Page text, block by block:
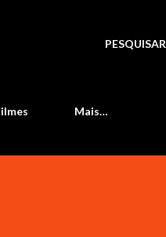
PESQUISAR
Mais…